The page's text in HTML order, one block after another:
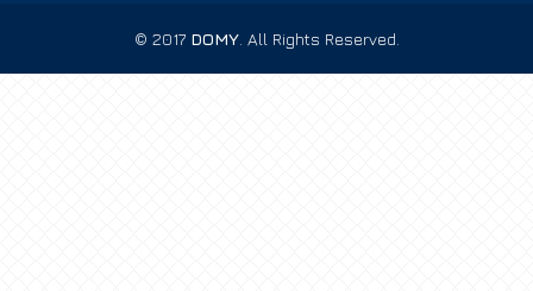
© 2017 DOMY. All Rights Reserved.